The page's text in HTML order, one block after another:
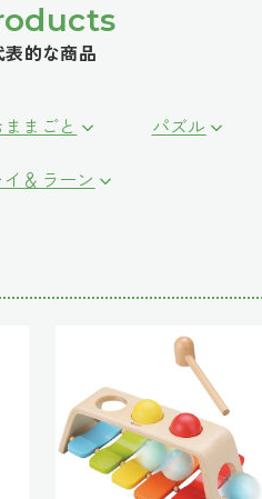
表的な商品
ままごと パズル
イ＆ラーン